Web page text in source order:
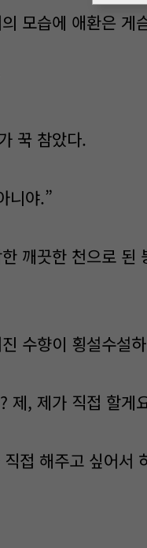
모습에 애환은 게
꾹 참았다.
니야.”
깨끗한 천으로 된
수향이 횡설수설
제, 제가 직접 할게
접 해주고 싶어서